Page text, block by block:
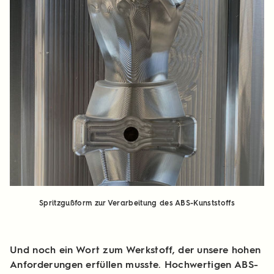
Spritzgußform zur Verarbeitung des ABS-Kunststoffs
Und noch ein Wort zum Werkstoff, der unsere hohen
Anforderungen erfüllen musste. Hochwertigen ABS-